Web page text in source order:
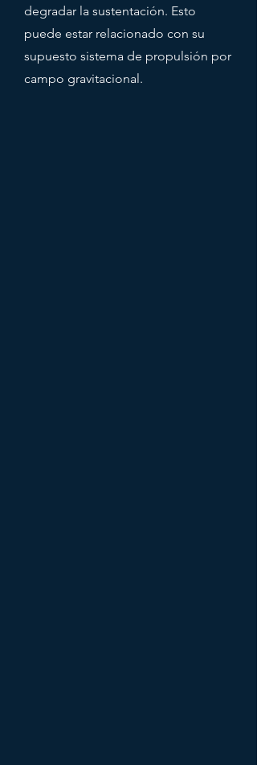
degradar la sustentación. Esto
puede estar relacionado con su
supuesto sistema de propulsión por
campo gravitacional.